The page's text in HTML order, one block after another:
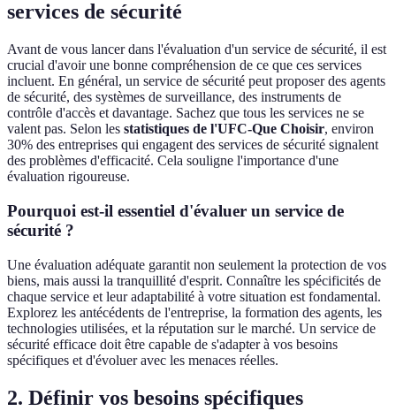
services de sécurité
Avant de vous lancer dans l'évaluation d'un service de sécurité, il est
crucial d'avoir une bonne compréhension de ce que ces services
incluent. En général, un service de sécurité peut proposer des agents
de sécurité, des systèmes de surveillance, des instruments de
contrôle d'accès et davantage. Sachez que tous les services ne se
valent pas. Selon les statistiques de l'UFC-Que Choisir, environ
30% des entreprises qui engagent des services de sécurité signalent
des problèmes d'efficacité. Cela souligne l'importance d'une
évaluation rigoureuse.
Pourquoi est-il essentiel d'évaluer un service de
sécurité ?
Une évaluation adéquate garantit non seulement la protection de vos
biens, mais aussi la tranquillité d'esprit. Connaître les spécificités de
chaque service et leur adaptabilité à votre situation est fondamental.
Explorez les antécédents de l'entreprise, la formation des agents, les
technologies utilisées, et la réputation sur le marché. Un service de
sécurité efficace doit être capable de s'adapter à vos besoins
spécifiques et d'évoluer avec les menaces réelles.
2. Définir vos besoins spécifiques